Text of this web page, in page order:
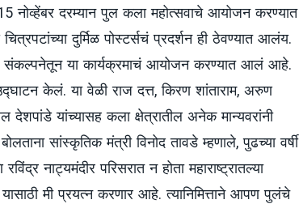
नोव्हेंबर दरम्यान पुल कला महोत्सवाचे आयोजन करण्यात
दुर्मिळ पोस्टर्सचं प्रदर्शन ही ठेवण्यात आलंय.
संकल्पनेतून या कार्यक्रमाचं आयोजन करण्यात आलं आहे.
केलं. या वेळी राज दत्त, किरण शांताराम, अरुण
यांच्यासह कला क्षेत्रातील अनेक मान्यवरांनी
सांस्कृतिक मंत्री विनोद तावडे म्हणाले, पुढच्या वर्षी
नाट्यमंदीर परिसरात न होता महाराष्ट्रातल्या
यासाठी मी प्रयत्न करणार आहे. त्यानिमित्ताने आपण पुलंचे